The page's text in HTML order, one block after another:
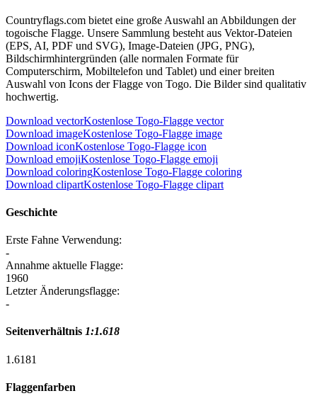
Countryflags.com bietet eine große Auswahl an Abbildungen der
togoische Flagge. Unsere Sammlung besteht aus Vektor-Dateien
(EPS, AI, PDF und SVG), Image-Dateien (JPG, PNG),
Bildschirmhintergründen (alle normalen Formate für
Computerschirm, Mobiltelefon und Tablet) und einer breiten
Auswahl von Icons der Flagge von Togo. Die Bilder sind qualitativ
hochwertig.
Download vectorKostenlose Togo-Flagge vector
Download imageKostenlose Togo-Flagge image
Download iconKostenlose Togo-Flagge icon
Download emojiKostenlose Togo-Flagge emoji
Download coloringKostenlose Togo-Flagge coloring
Download clipartKostenlose Togo-Flagge clipart
Geschichte
Erste Fahne Verwendung:
-
Annahme aktuelle Flagge:
1960
Letzter Änderungsflagge:
-
Seitenverhältnis 1:1.618
1.6181
Flaggenfarben